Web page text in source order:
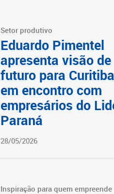
Setor produtivo
Eduardo Pimentel
apresenta visão de
futuro para Curitiba
em encontro com
empresários do
Paraná
28/05/2026
Inspiração para quem empreende